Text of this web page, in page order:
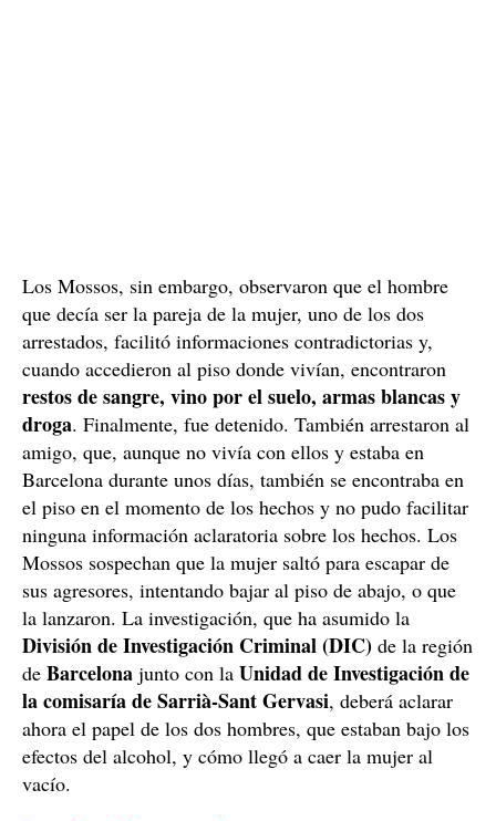
Los Mossos, sin embargo, observaron que el hombre
que decía ser la pareja de la mujer, uno de los dos
arrestados, facilitó informaciones contradictorias y,
cuando accedieron al piso donde vivían, encontraron
restos de sangre, vino por el suelo, armas blancas y
droga. Finalmente, fue detenido. También arrestaron al
amigo, que, aunque no vivía con ellos y estaba en
Barcelona durante unos días, también se encontraba en
el piso en el momento de los hechos y no pudo facilitar
ninguna información aclaratoria sobre los hechos. Los
Mossos sospechan que la mujer saltó para escapar de
sus agresores, intentando bajar al piso de abajo, o que
la lanzaron. La investigación, que ha asumido la
División de Investigación Criminal (DIC) de la región
de Barcelona junto con la Unidad de Investigación de
la comisaría de Sarrià-Sant Gervasi, deberá aclarar
ahora el papel de los dos hombres, que estaban bajo los
efectos del alcohol, y cómo llegó a caer la mujer al
vacío.